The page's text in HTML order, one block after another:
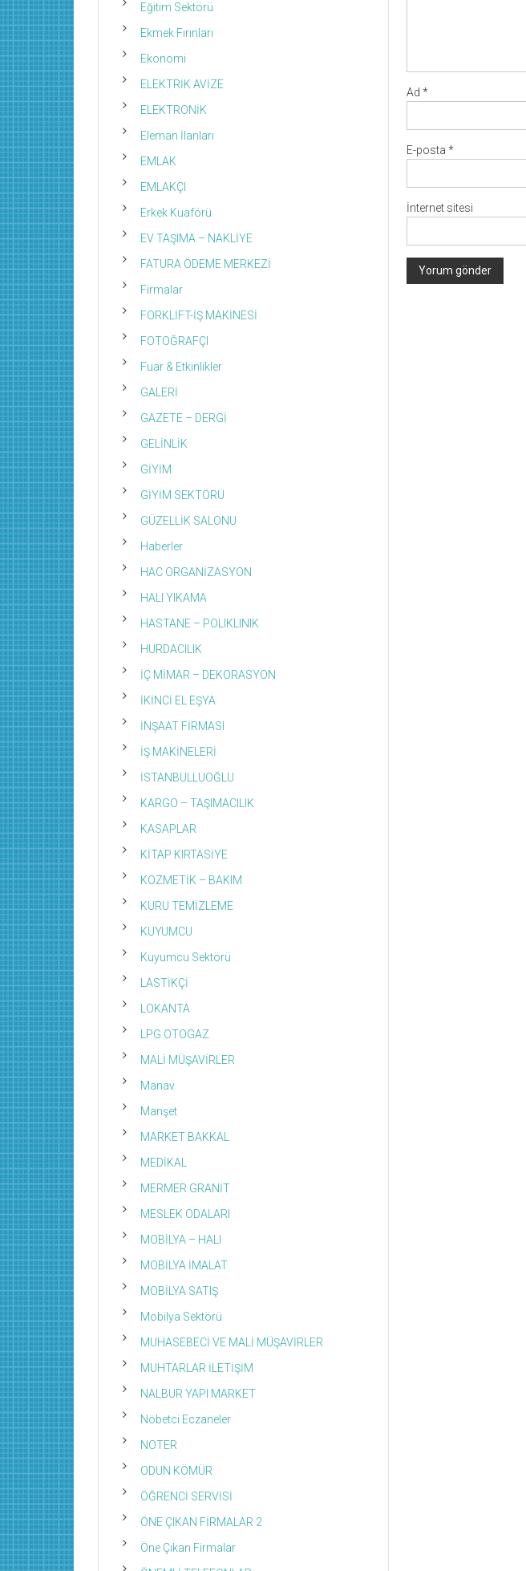
Ad *
E-posta *
İnternet sitesi
Eğitim Sektörü
Ekmek Fırınları
Ekonomi
ELEKTRİK AVİZE
ELEKTRONİK
Eleman İlanları
EMLAK
EMLAKÇI
Erkek Kuaförü
EV TAŞIMA – NAKLİYE
FATURA ÖDEME MERKEZİ
Firmalar
FORKLİFT-İŞ MAKİNESİ
FOTOĞRAFÇI
Fuar & Etkinlikler
GALERİ
GAZETE – DERGİ
GELİNLİK
GİYİM
GİYİM SEKTÖRÜ
GÜZELLİK SALONU
Haberler
HAC ORGANİZASYON
HALI YIKAMA
HASTANE – POLIKLINIK
HURDACILIK
İÇ MİMAR – DEKORASYON
İKİNCİ EL EŞYA
İNŞAAT FİRMASI
İŞ MAKİNELERİ
İSTANBULLUOĞLU
KARGO – TAŞIMACILIK
KASAPLAR
KİTAP KIRTASİYE
KOZMETİK – BAKIM
KURU TEMİZLEME
KUYUMCU
Kuyumcu Sektörü
LASTİKÇİ
LOKANTA
LPG OTOGAZ
MALİ MÜŞAVİRLER
Manav
Manşet
MARKET BAKKAL
MEDİKAL
MERMER GRANİT
MESLEK ODALARI
MOBİLYA – HALI
MOBİLYA İMALAT
MOBİLYA SATIŞ
Mobilya Sektörü
MUHASEBECİ VE MALİ MÜŞAVİRLER
MUHTARLAR İLETİŞİM
NALBUR YAPI MARKET
Nöbetci Eczaneler
NOTER
ODUN KÖMÜR
ÖĞRENCİ SERVİSİ
ÖNE ÇIKAN FİRMALAR 2
Öne Çıkan Firmalar